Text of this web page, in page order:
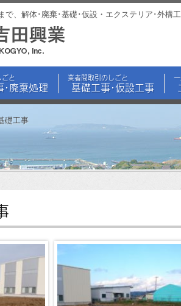
で、解体･廃棄･基礎･仮設・エクステリア･外構
ごと
･廃棄処理
業者間取引のしごと
基礎工事･仮設工事
礎工事